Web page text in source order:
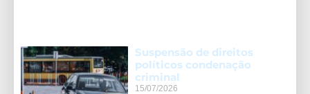
Suspensão de direitos
políticos condenação
criminal
15/07/2026